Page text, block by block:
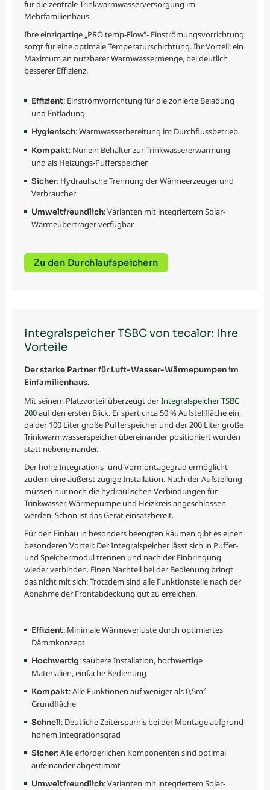
für die zentrale Trinkwarmwasserversorgung im
Mehrfamilienhaus.
Ihre einzigartige „PRO temp-Flow“- Einströmungsvorrichtung
sorgt für eine optimale Temperaturschichtung. Ihr Vorteil: ein
Maximum an nutzbarer Warmwassermenge, bei deutlich
besserer Effizienz.
Effizient: Einströmvorrichtung für die zonierte Beladung
und Entladung
Hygienisch: Warmwasserbereitung im Durchflussbetrieb
Kompakt: Nur ein Behälter zur Trinkwassererwärmung
und als Heizungs-Pufferspeicher
Sicher: Hydraulische Trennung der Wärmeerzeuger und
Verbraucher
Umweltfreundlich: Varianten mit integriertem Solar-
Wärmeübertrager verfügbar
Zu den Durchlaufspeichern
Integralspeicher TSBC von tecalor: Ihre
Vorteile
Der starke Partner für Luft-Wasser-Wärmepumpen im
Einfamilienhaus.
Mit seinem Platzvorteil überzeugt derIntegralspeicher TSBC
200auf den ersten Blick. Er spart circa 50 % Aufstellfläche ein,
da der 100 Liter große Pufferspeicher und der 200 Liter große
Trinkwarmwasserspeicher übereinander positioniert wurden
statt nebeneinander.
Der hohe Integrations- und Vormontagegrad ermöglicht
zudem eine äußerst zügige Installation. Nach der Aufstellung
müssen nur noch die hydraulischen Verbindungen für
Trinkwasser, Wärmepumpe und Heizkreis angeschlossen
werden. Schon ist das Gerät einsatzbereit.
Für den Einbau in besonders beengten Räumen gibt es einen
besonderen Vorteil: Der Integralspeicher lässt sich in Puffer-
und Speichermodul trennen und nach der Einbringung
wieder verbinden. Einen Nachteil bei der Bedienung bringt
das nicht mit sich: Trotzdem sind alle Funktionsteile nach der
Abnahme der Frontabdeckung gut zu erreichen.
Effizient: Minimale Wärmeverluste durch optimiertes
Dämmkonzept
Hochwertig: saubere Installation, hochwertige
Materialien, einfache Bedienung
Kompakt: Alle Funktionen auf weniger als 0,5m²
Grundfläche
Schnell: Deutliche Zeitersparnis bei der Montage aufgrund
hohem Integrationsgrad
Sicher: Alle erforderlichen Komponenten sind optimal
aufeinander abgestimmt
Umweltfreundlich: Varianten mit integriertem Solar-